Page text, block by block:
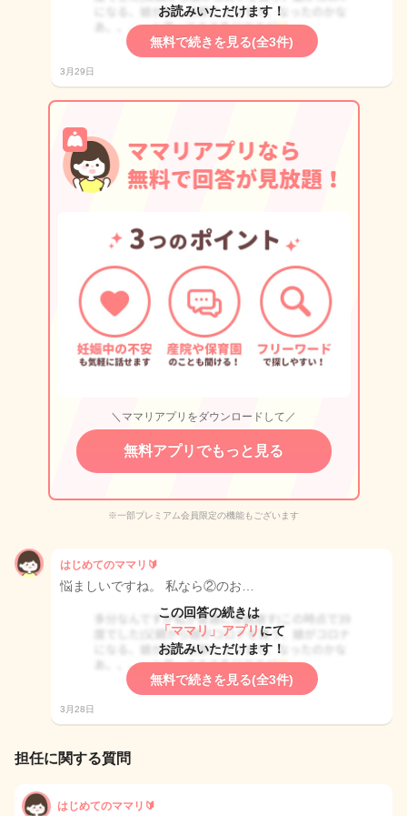
お読みいただけます！
無料で続きを見る(全3件)
3月29日
＼ママリアプリをダウンロードして／
無料アプリでもっと見る
※一部プレミアム会員限定の機能もございます
はじめてのママリ🔰
悩ましいですね。 私なら②のお…
この回答の続きは
「ママリ」アプリ にて
お読みいただけます！
無料で続きを見る(全3件)
3月28日
担任に関する質問
はじめてのママリ🔰